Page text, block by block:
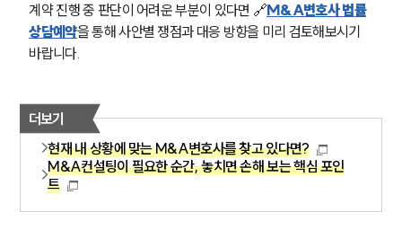
계약 진행 중 판단이 어려운 부분이 있다면 🔗M&A변호사 법률
상담예약을 통해 사안별 쟁점과 대응 방향을 미리 검토해보시기
바랍니다.
더보기
현재 내 상황에 맞는 M&A변호사를 찾고 있다면?
M&A컨설팅이 필요한 순간, 놓치면 손해 보는 핵심 포인
트